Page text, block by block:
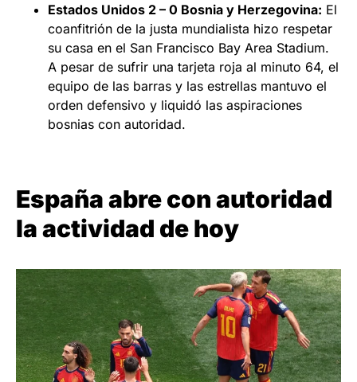
Estados Unidos 2 – 0 Bosnia y Herzegovina: El
coanfitrión de la justa mundialista hizo respetar
su casa en el San Francisco Bay Area Stadium.
A pesar de sufrir una tarjeta roja al minuto 64, el
equipo de las barras y las estrellas mantuvo el
orden defensivo y liquidó las aspiraciones
bosnias con autoridad.
España abre con autoridad
la actividad de hoy